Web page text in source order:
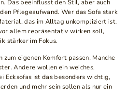
Das beeinflusst den Stil, aber auch
Pflegeaufwand. Wer das Sofa stark
das im Alltag unkompliziert ist.
allem repräsentativ wirken soll,
stärker im Fokus.
zum eigenen Komfort passen. Manche
Andere wollen ein weiches,
Ecksofas ist das besonders wichtig,
und mehr sein sollen als nur ein